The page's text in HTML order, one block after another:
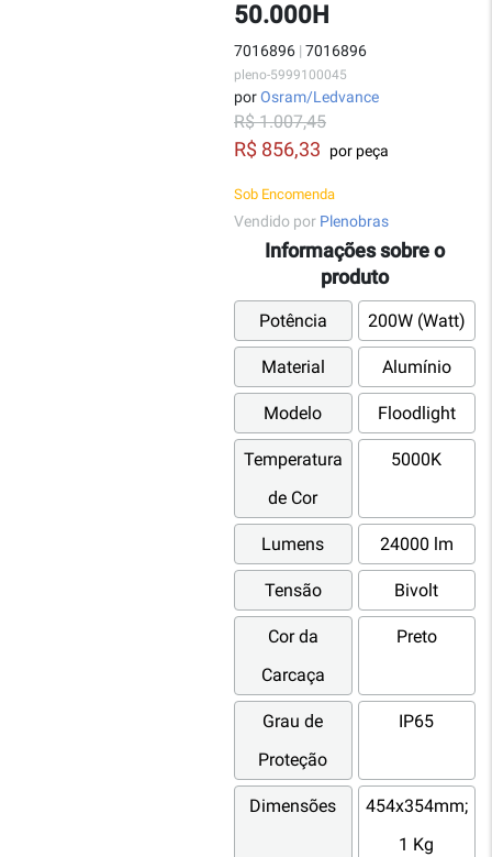
50.000H
7016896 | 7016896
pleno-5999100045
porOsram/Ledvance
R$ 1.007,45
R$ 856,33 por peça
Sob Encomenda
Vendido por Plenobras
Informações sobre o
produto
Potência 200W (Watt)
Material Alumínio
Modelo Floodlight
Temperatura
de Cor
5000K
Lumens 24000 lm
Tensão Bivolt
Cor da
Carcaça
Preto
Grau de
Proteção
IP65
Dimensões
454x354mm;
1 Kg